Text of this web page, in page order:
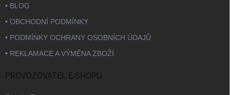
• BLOG
• OBCHODNÍ PODMÍNKY
• PODMÍNKY OCHRANY OSOBNÍCH ÚDAJŮ
• REKLAMACE A VÝMĚNA ZBOŽÍ
PROVOZOVATEL E-SHOPU